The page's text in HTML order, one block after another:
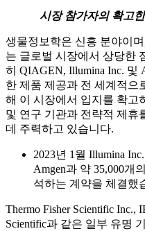
시장 참가자의 확고
생물정보학은 신흥 분야이
는 글로벌 시장에서 상당한
히 QIAGEN, Illumina Inc. 및
한 제품 제공과 전 세계적으
해 이 시장에서 입지를 확고
및 연구 기관과 전략적 제휴
데 주력하고 있습니다.
2023년 1월 Illumina
Amgen과 약 35,000개
석하는 계약을 체결했
Thermo Fisher Scientific Inc.,
Scientific과 같은 일부 유명